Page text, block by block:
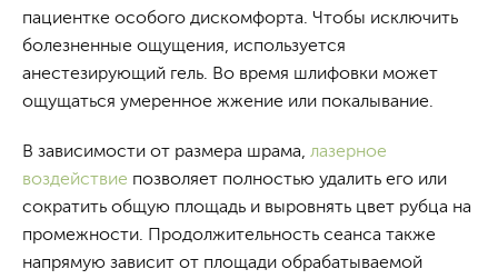
пациентке особого дискомфорта. Чтобы исключить
болезненные ощущения, используется
анестезирующий гель. Во время шлифовки может
ощущаться умеренное жжение или покалывание.
В зависимости от размера шрама, лазерное
воздействие позволяет полностью удалить его или
сократить общую площадь и выровнять цвет рубца на
промежности. Продолжительность сеанса также
напрямую зависит от площади обрабатываемой